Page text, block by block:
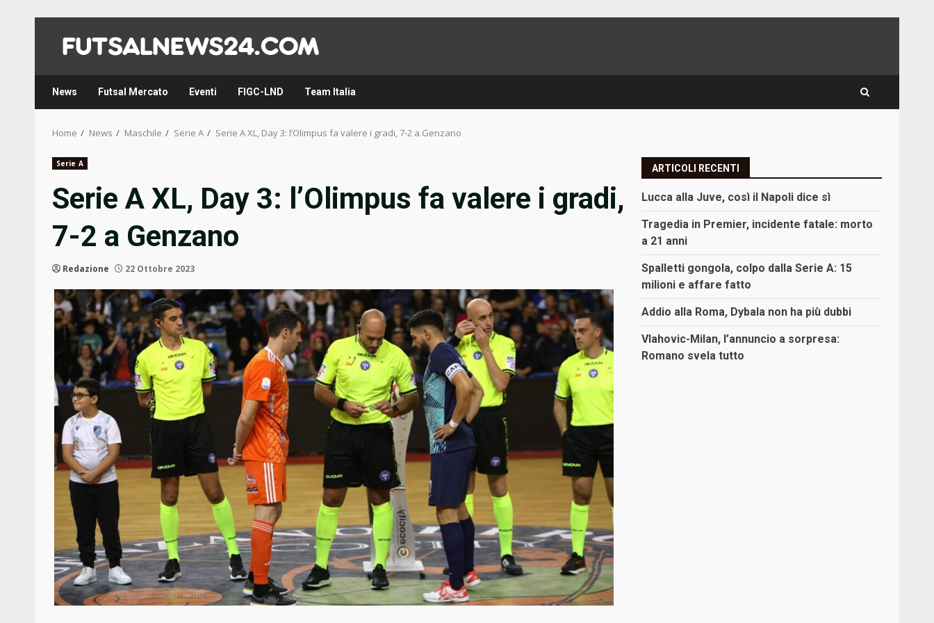
content
News Futsal Mercato Eventi FIGC-LND Team Italia
Home News Maschile Serie A Serie A XL, Day 3: l’Olimpus fa valere i gradi, 7-2 a Genzano
Serie A
Serie A XL, Day 3: l’Olimpus fa valere i gradi,
7-2 a Genzano
Redazione 22 Ottobre 2023
ARTICOLI RECENTI
Lucca alla Juve, così il Napoli dice sì
Tragedia in Premier, incidente fatale: morto
a 21 anni
Spalletti gongola, colpo dalla Serie A: 15
milioni e affare fatto
Addio alla Roma, Dybala non ha più dubbi
Vlahovic-Milan, l’annuncio a sorpresa:
Romano svela tutto